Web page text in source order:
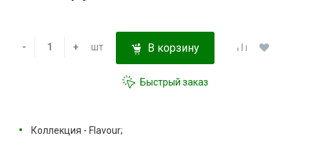
- + шт В корзину
Быстрый заказ
Коллекция - Flavour;